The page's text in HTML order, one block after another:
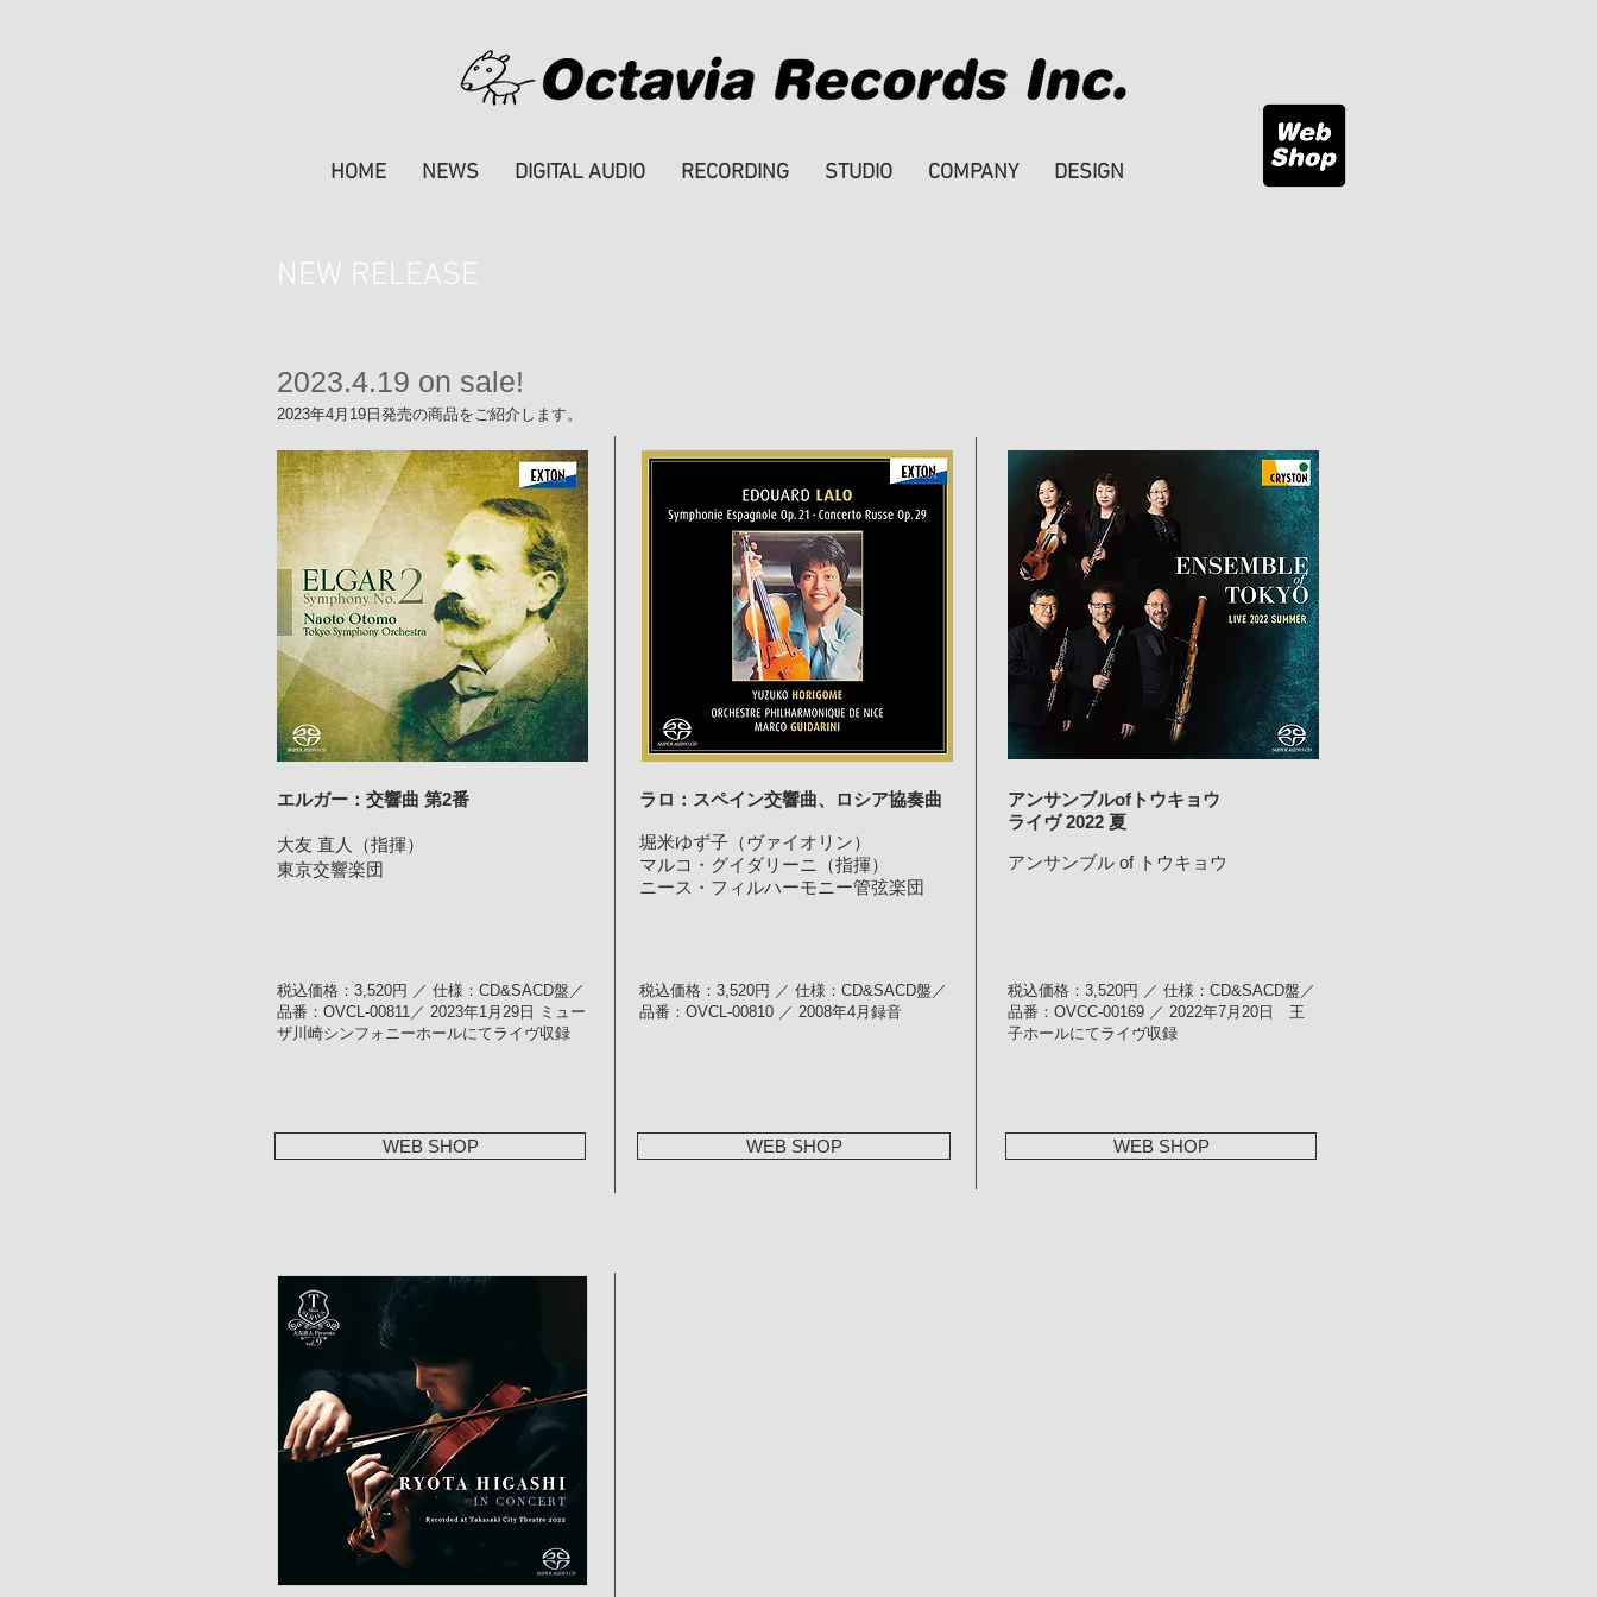
HOME NEWS DIGITAL AUDIO RECORDING STUDIO COMPANY DESIGN
2023.4.19 on sale!
2023年4月19日発売の商品をご紹介します。
ラロ：スペイン交響曲、ロシア協奏曲
堀米ゆず子（ヴァイオリン）
マルコ・グイダリーニ（指揮）
ニース・フィルハーモニー管弦楽団
アンサンブルofトウキョウ
ライヴ 2022 夏
アンサンブル of トウキョウ
エルガー：交響曲 第2番
大友 直人（指揮）
東京交響楽団
税込価格：3,520円 ／ 仕様：CD&SACD盤／
品番：OVCL-00811／ 2023年1月29日 ミュー
ザ川崎シンフォニーホールにてライヴ収録
税込価格：3,520円 ／ 仕様：CD&SACD盤／
品番：OVCL-00810 ／ 2008年4月録音
税込価格：3,520円 ／ 仕様：CD&SACD盤／
品番：OVCC-00169 ／ 2022年7月20日 王
子ホールにてライヴ収録
WEB SHOP WEB SHOP WEB SHOP
NEW RELEASE